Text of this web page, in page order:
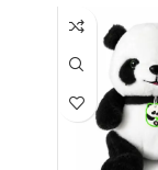
nuo 6 metų